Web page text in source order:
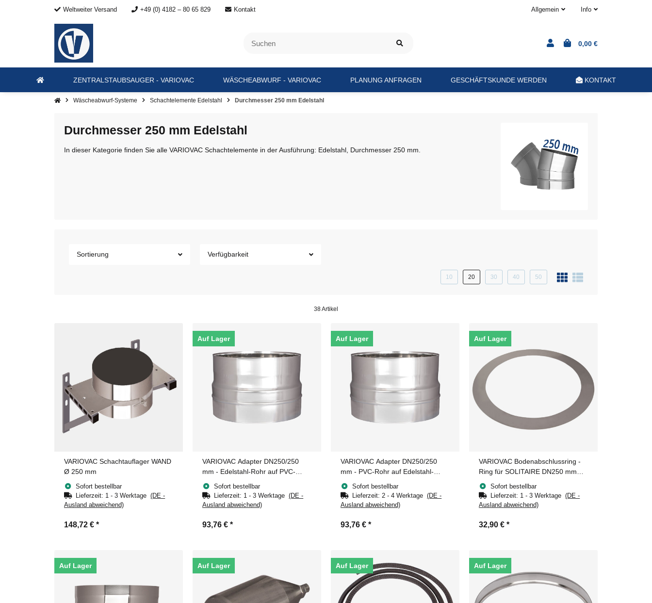
Weltweiter Versand +49 (0) 4182 – 80 65 829 Kontakt Allgemein Info
0,00 €
ZENTRALSTAUBSAUGER - VARIOVAC WÄSCHEABWURF - VARIOVAC PLANUNG ANFRAGEN GESCHÄFTSKUNDE WERDEN KONTAKT
Wäscheabwurf-Systeme Schachtelemente Edelstahl Durchmesser 250 mm Edelstahl
Durchmesser 250 mm Edelstahl
In dieser Kategorie finden Sie alle VARIOVAC Schachtelemente in der Ausführung: Edelstahl, Durchmesser 250 mm.
Sortierung Verfügbarkeit
10 20 30 40 50
38 Artikel
VARIOVAC Schachtauflager WAND
Ø 250 mm
Sofort bestellbar
Lieferzeit: 1 - 3 Werktage(DE -
Ausland abweichend)
148,72 € *
Auf Lager
VARIOVAC Adapter DN250/250
mm - Edelstahl-Rohr auf PVC-
Muffe
Sofort bestellbar
Lieferzeit: 1 - 3 Werktage(DE -
Ausland abweichend)
93,76 € *
Auf Lager
VARIOVAC Adapter DN250/250
mm - PVC-Rohr auf Edelstahl-
Muffe
Sofort bestellbar
Lieferzeit:2 - 4 Werktage(DE -
Ausland abweichend)
93,76 € *
Auf Lager
VARIOVAC Bodenabschlussring -
Ring für SOLITAIRE DN250 mm
Edelstahl
Sofort bestellbar
Lieferzeit: 1 - 3 Werktage(DE -
Ausland abweichend)
32,90 € *
Auf Lager Auf Lager Auf Lager Auf Lager